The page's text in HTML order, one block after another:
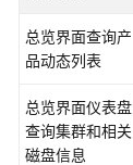
费
说
快
速
总览界面查询产
品动态列表
总览界面仪表盘
查询集群和相关
磁盘信息